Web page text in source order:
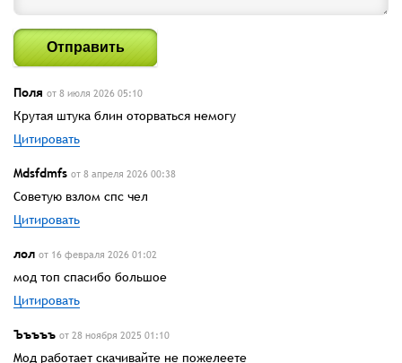
Отправить
Поля от 8 июля 2026 05:10
Крутая штука блин оторваться немогу
Цитировать
Mdsfdmfs от 8 апреля 2026 00:38
Советую взлом спс чел
Цитировать
лол от 16 февраля 2026 01:02
мод топ спасибо большое
Цитировать
Ъъъъъ от 28 ноября 2025 01:10
Mод работает скачивайте не пожелеете